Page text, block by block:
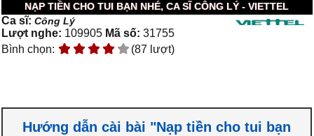
NẠP TIỀN CHO TUI BẠN NHÉ, CA SĨ CÔNG LÝ - VIETTEL
Ca sĩ:Công Lý
Lượt nghe: 109905 Mã số: 31755
Bình chọn:
(87 lượt)
Hướng dẫn cài bài "Nạp tiền cho tui bạn